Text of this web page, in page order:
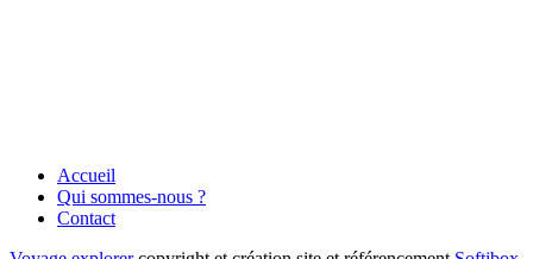
Accueil
Qui sommes-nous ?
Contact